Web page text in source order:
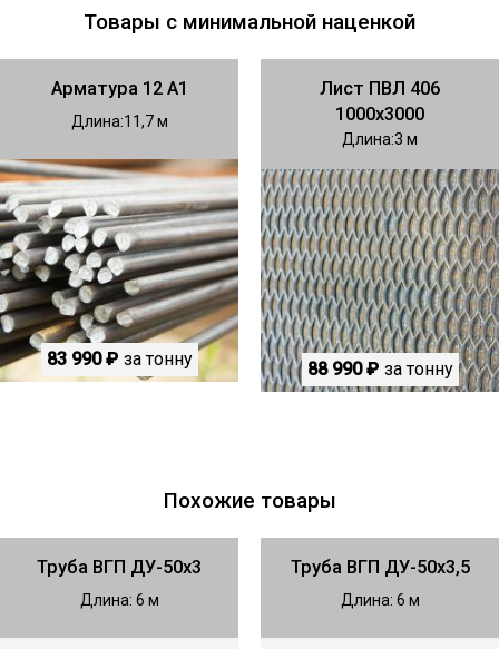
Товары с минимальной наценкой
Арматура 12 А1
Длина 11,7
83 990 ₽ за тонну
Лист ПВЛ 406
1000х3000
Длина 3
88 990 ₽ за тонну
Похожие товары
Труба ВГП ДУ-50х3
Длина: 6 м
Труба ВГП ДУ-50х3,5
Длина: 6 м